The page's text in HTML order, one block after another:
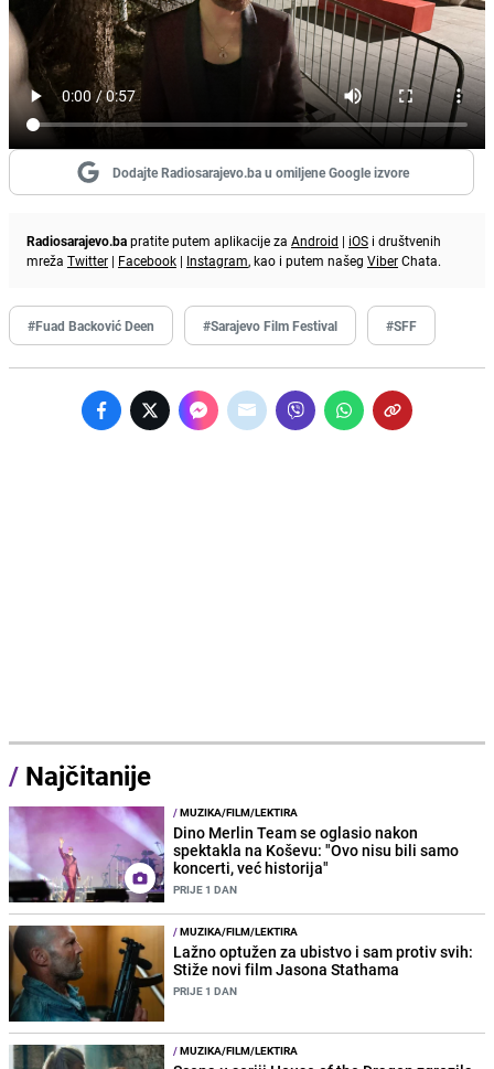
Dodajte Radiosarajevo.ba u omiljene Google izvore
Radiosarajevo.bapratite putem aplikacije za Android | iOS i društvenih
mreža Twitter | Facebook | Instagram, kao i putem našeg ViberChata.
#Fuad Backović Deen #Sarajevo Film Festival #SFF
/ Najčitanije
/MUZIKA/FILM/LEKTIRA
Dino Merlin Team se oglasio nakon
spektakla na Koševu: "Ovo nisu bili samo
koncerti, već historija"
PRIJE 1 DAN
/MUZIKA/FILM/LEKTIRA
Lažno optužen za ubistvo i sam protiv svih:
Stiže novi film Jasona Stathama
PRIJE 1 DAN
/MUZIKA/FILM/LEKTIRA